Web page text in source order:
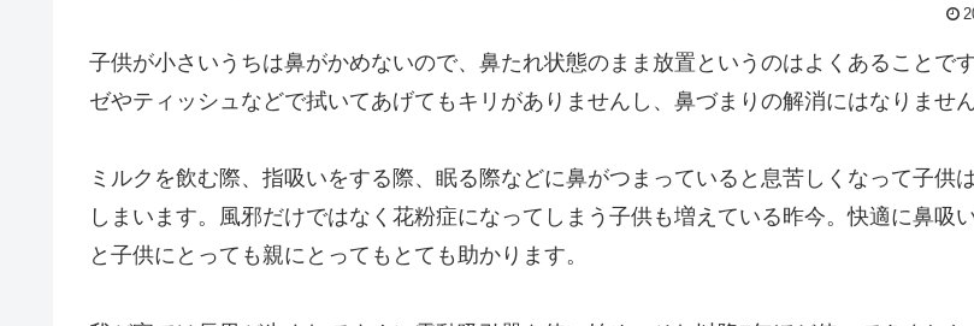
子供が小さいうちは鼻がかめないので、鼻たれ状態のまま放置というのはよくあることで
ゼやティッシュなどで拭いてあげてもキリがありませんし、鼻づまりの解消にはなりません
ミルクを飲む際、指吸いをする際、眠る際などに鼻がつまっていると息苦しくなって子供
しまいます。風邪だけではなく花粉症になってしまう子供も増えている昨今。快適に鼻吸
と子供にとっても親にとってもとても助かります。